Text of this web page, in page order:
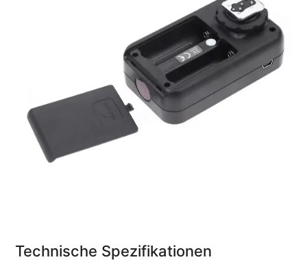
Technische Spezifikationen